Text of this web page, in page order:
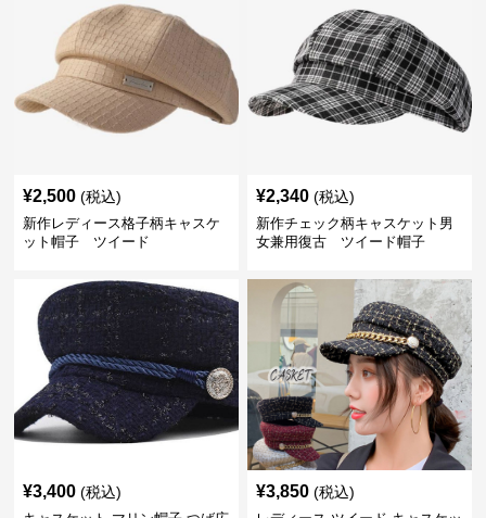
¥2,500 (税込)
新作レディース格子柄キャスケ
ット帽子 ツイード
¥2,340 (税込)
新作チェック柄キャスケット男
女兼用復古 ツイード帽子
¥3,400 (税込) ¥3,850 (税込)